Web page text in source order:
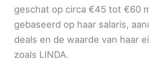
geschat op circa €45 tot €60
gebaseerd op haar salaris,
deals en de waarde van haar
zoals LINDA.